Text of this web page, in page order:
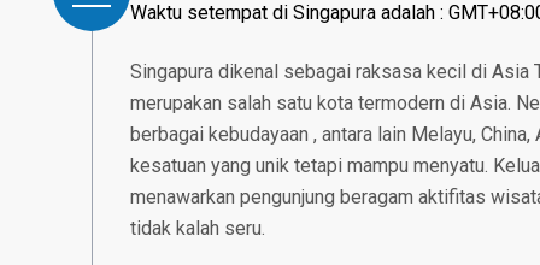
Waktu setempat di Singapura adalah :
Singapura dikenal sebagai raksasa kecil di Asia
merupakan salah satu kota termodern di Asia.
berbagai kebudayaan , antara lain Melayu,
kesatuan yang unik tetapi mampu menyatu.
menawarkan pengunjung beragam aktifitas
tidak kalah seru.